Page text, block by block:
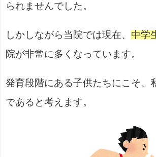
られませんでした。
しかしながら当院では現在、 中学
院が非常に多くなっています。
発育段階にある子供たちにこそ、
であると考えます。